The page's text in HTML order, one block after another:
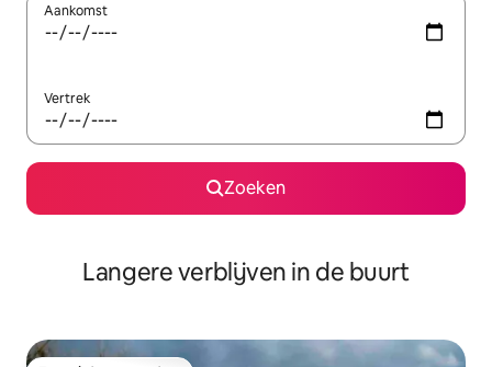
Aankomst
Vertrek
Zoeken
Langere verblijven in de buurt